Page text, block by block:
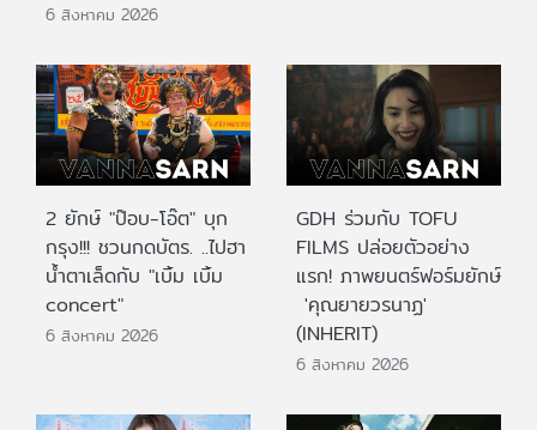
6 สิงหาคม 2026
2 ยักษ์ "ป๊อบ-โอ๊ต" บุก
กรุง!!! ชวนกดบัตร. ..ไปฮา
น้ำตาเล็ดกับ "เบิ้ม เบิ้ม
concert"
6 สิงหาคม 2026
GDH ร่วมกับ TOFU
FILMS ปล่อยตัวอย่าง
แรก! ภาพยนตร์ฟอร์มยักษ์
'คุณยายวรนาฏ'
(INHERIT)
6 สิงหาคม 2026